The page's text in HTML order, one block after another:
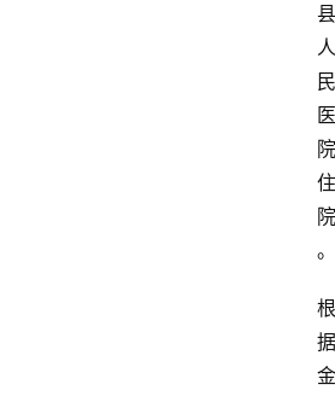
县
人
民
医
院
住
院
。
根
据
金